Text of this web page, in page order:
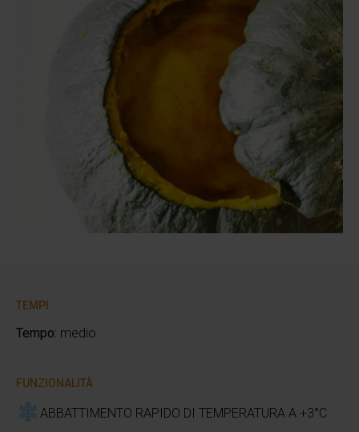
TEMPI
Tempo: medio
FUNZIONALITÀ
ABBATTIMENTO RAPIDO DI TEMPERATURA A +3°C